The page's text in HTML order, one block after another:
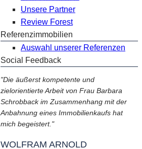
Unsere Partner
Review Forest
Referenzimmobilien
Auswahl unserer Referenzen
Social Feedback
"Die äußerst kompetente und
zielorientierte Arbeit von Frau Barbara
Schrobback im Zusammenhang mit der
Anbahnung eines Immobilienkaufs hat
mich begeistert."
WOLFRAM ARNOLD